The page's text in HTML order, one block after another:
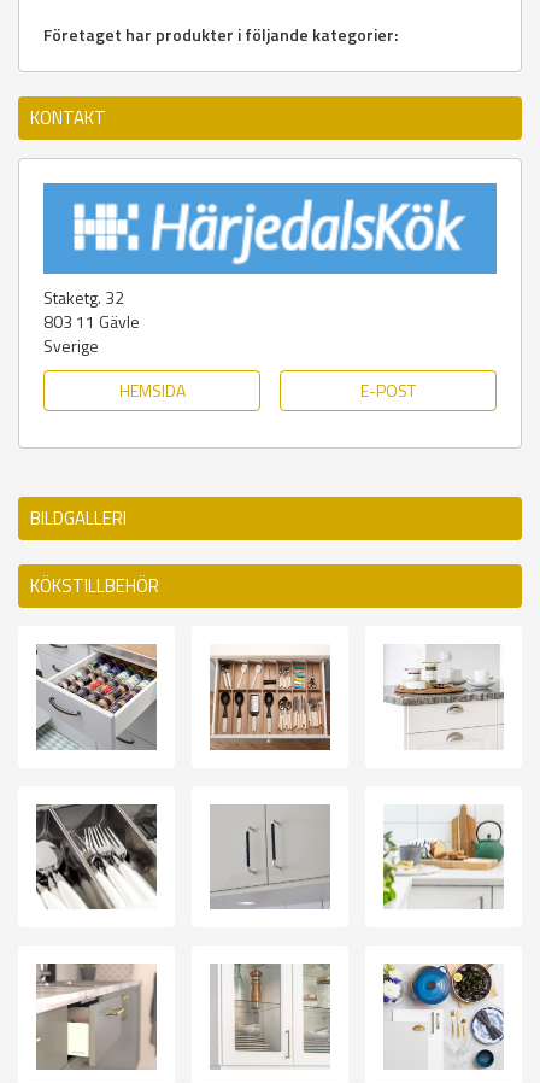
Företaget har produkter i följande kategorier:
KONTAKT
Staketg. 32
803 11 Gävle
Sverige
HEMSIDA
E-POST
BILDGALLERI
KÖKSTILLBEHÖR